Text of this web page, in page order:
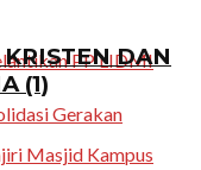
DAN
(1)